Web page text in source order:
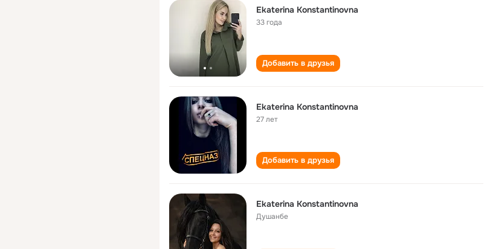
Ekaterina Konstantinovna
33 года
Добавить в друзья
Ekaterina Konstantinovna
27 лет
Добавить в друзья
Ekaterina Konstantinovna
Душанбе